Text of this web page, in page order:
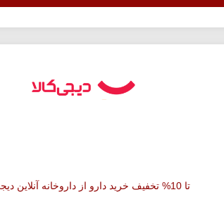
تا 10% تخفیف خرید دارو از داروخانه آنلاین دیجی کالا